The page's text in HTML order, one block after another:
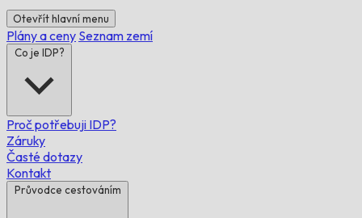
Otevřít hlavní menu
Plány a ceny Seznam zemí
Co je IDP?
Proč potřebuji IDP?
Záruky
Časté dotazy
Kontakt
Průvodce cestováním